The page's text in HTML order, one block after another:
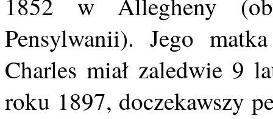
Pensylwanii). Jego
Charles miał zaledwie 9
roku 1897, doczekawszy